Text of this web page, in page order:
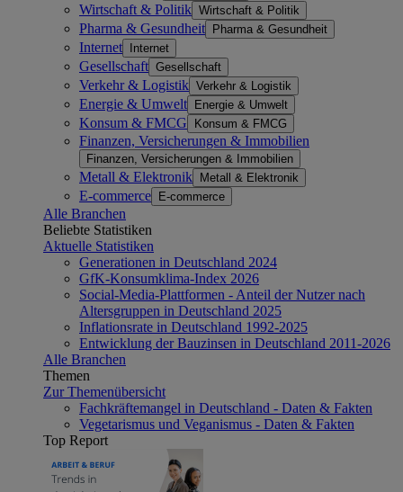
Wirtschaft & Politik Wirtschaft & Politik
Pharma & Gesundheit Pharma & Gesundheit
Internet Internet
Gesellschaft Gesellschaft
Verkehr & Logistik Verkehr & Logistik
Energie & Umwelt Energie & Umwelt
Konsum & FMCG Konsum & FMCG
Finanzen, Versicherungen & Immobilien
Finanzen, Versicherungen & Immobilien
Metall & Elektronik Metall & Elektronik
E-commerce E-commerce
Alle Branchen
Beliebte Statistiken
Aktuelle Statistiken
Generationen in Deutschland 2024
GfK-Konsumklima-Index 2026
Social-Media-Plattformen - Anteil der Nutzer nach
Altersgruppen in Deutschland 2025
Inflationsrate in Deutschland 1992-2025
Entwicklung der Bauzinsen in Deutschland 2011-2026
Alle Branchen
Themen
Zur Themenübersicht
Fachkräftemangel in Deutschland - Daten & Fakten
Vegetarismus und Veganismus - Daten & Fakten
Top Report